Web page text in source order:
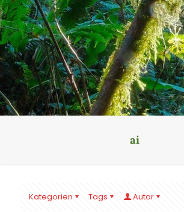
ai
Kategorien Tags Autor